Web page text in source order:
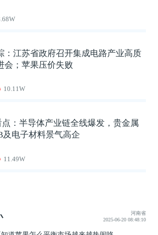
：江苏省政府召开集成电路产业高质
会；苹果压价失败
10.11W
：半导体产业链全线爆发，贵金属
及电子材料景气高企
11.49W
河南省
2025-06-20 08:48:10